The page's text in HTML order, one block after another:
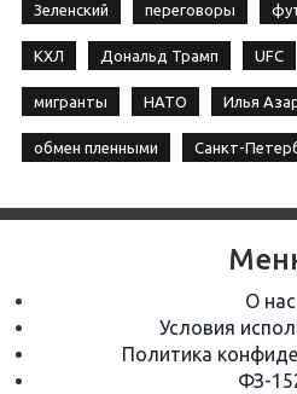
Зеленский переговоры
КХЛ Дональд Трамп UFC
мигранты НАТО Илья
обмен пленными Санкт-
О нас
Условия
Политика
ФЗ-